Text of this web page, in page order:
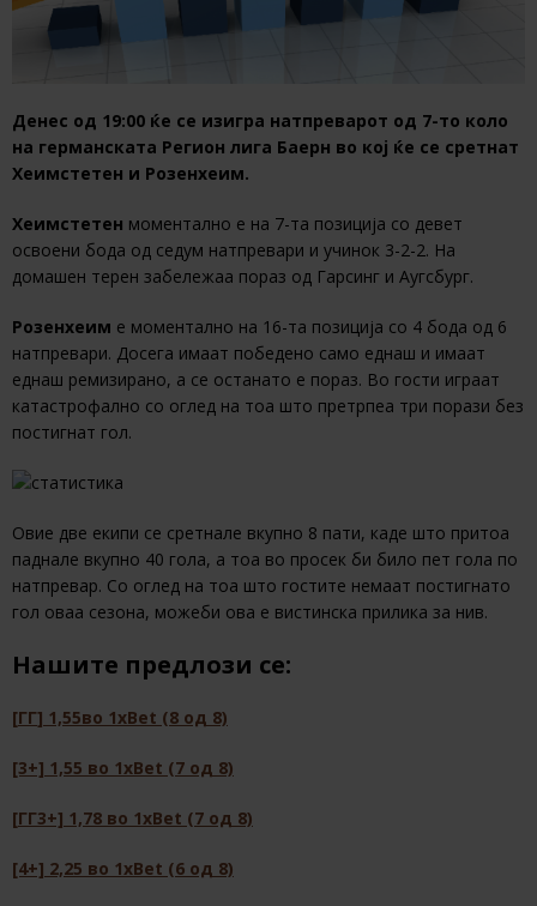
Денес од 19:00 ќе се изигра натпреварот од 7-то коло
на германската Регион лига Баерн во кој ќе се сретнат
Хеимстетен и Розенхеим.
Хеимстетен моментално е на 7-та позиција со девет
освоени бода од седум натпревари и учинок 3-2-2. На
домашен терен забележаа пораз од Гарсинг и Аугсбург.
Розенхеим е моментално на 16-та позиција со 4 бода од 6
натпревари. Досега имаат победено само еднаш и имаат
еднаш ремизирано, а се останато е пораз. Во гости играат
катастрофално со оглед на тоа што претрпеа три порази без
постигнат гол.
Овие две екипи се сретнале вкупно 8 пати, каде што притоа
паднале вкупно 40 гола, а тоа во просек би било пет гола по
натпревар. Со оглед на тоа што гостите немаат постигнато
гол оваа сезона, можеби ова е вистинска прилика за нив.
Нашите предлози се:
[ГГ] 1,55во 1хBet (8 од 8)
[3+] 1,55 во 1хBet (7 од 8)
[ГГ3+] 1,78 во 1хBet (7 од 8)
[4+] 2,25 во 1хBet (6 од 8)